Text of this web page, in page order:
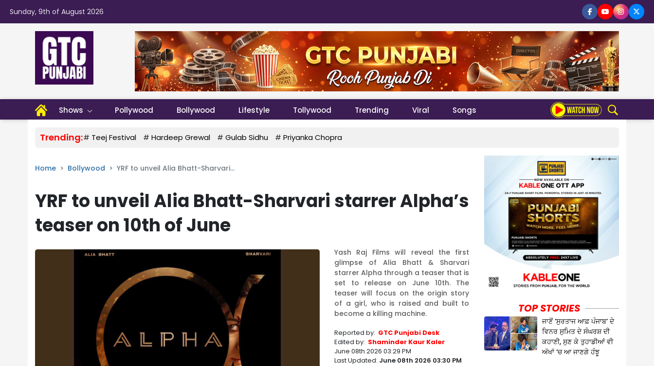
Sunday, 9th of August 2026
Shows Pollywood Bollywood Lifestyle Tollywood Trending Viral Songs
Trending:# Teej Festival # Hardeep Grewal # Gulab Sidhu # Priyanka Chopra
Home Bollywood YRF to unveil Alia Bhatt-Sharvari...
YRF to unveil Alia Bhatt-Sharvari starrer Alpha’s
teaser on 10th of June
Yash Raj Films will reveal the first
glimpse of Alia Bhatt & Sharvari
starrer Alpha through a teaser that is
set to release on June 10th. The
teaser will focus on the origin story
of a girl, who is raised and built to
become a killing machine.
Reported by: GTC Punjabi Desk
Edited by: Shaminder Kaur Kaler
June 08th 2026 03:29 PM
Last Updated: June 08th 2026 03:30 PM
TOP STORIES
ਜਾਣੋਂ ‘ਸੁਰਤਾਜ ਆਫ਼ ਪੰਜਾਬ’ ਦੇ
ਵਿਨਰ ਸੁਮਿਤ ਦੇ ਸੰਘਰਸ਼ ਦੀ
ਕਹਾਣੀ, ਸੁਣ ਕੇ ਤੁਹਾਡੀਆਂ ਵੀ
ਅੱਖਾਂ ‘ਚ ਆ ਜਾਣਗੇ ਹੰਝੂ